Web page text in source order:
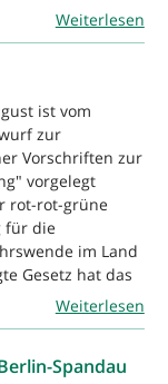
Weiterlesen
ist vom
zur
Vorschriften zur
vorgelegt
rot-rot-grüne
für die
im Land
Gesetz hat das
Weiterlesen
Spandau